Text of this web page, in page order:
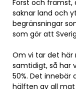
Först och främst,
saknar land och
begränsningar
som gör att
Om vi tar det här
samtidigt, så har
50%. Det
hälften av all